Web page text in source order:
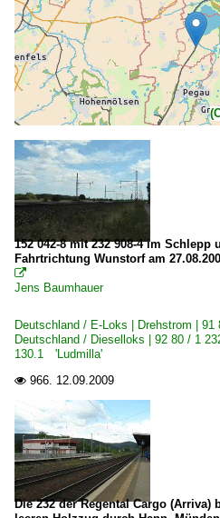
152 042-8 mit 232 908-4 im
Fahrtrichtung Wunstorf am

Jens Baumhauer
Deutschland / E-Loks | Drehstrom |
Deutschland / Dieselloks | 92 80 / 1
130.1 'Ludmilla'
 966. 12.09.2009
Die 232 der Regental Cargo